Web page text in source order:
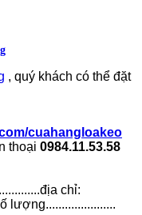
, quý khách có thể đặt
cuahangloakeo
thoại 0984.11.53.58
chỉ:
lượng......................